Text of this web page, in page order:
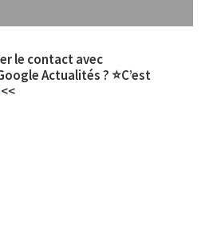
le contact avec
Actualités ? ⭐C’est
<<